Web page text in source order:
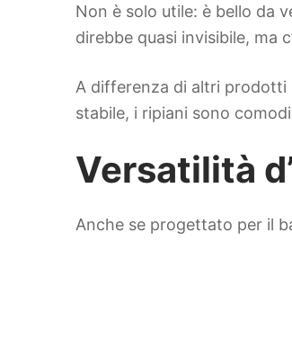
Non è solo utile: è bello da
direbbe quasi invisibile, ma
A differenza di altri prodotti
stabile, i ripiani sono
Versatilità
Anche se progettato per il